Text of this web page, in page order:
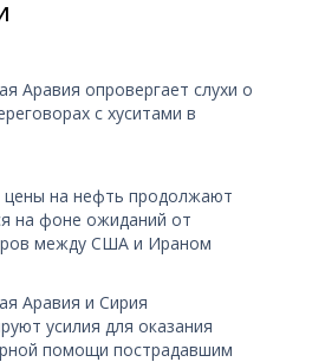
Аравия опровергает слухи о
с хуситами в
на нефть продолжают
на фоне ожиданий от
между США и Ираном
Аравия и Сирия
усилия для оказания
помощи пострадавшим